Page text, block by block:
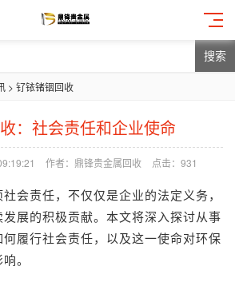
搜索
> 钌铱锗铟回收
：社会责任和企业使命
作者：鼎锋贵金属回收 点击： 931
会责任，不仅仅是企业的法定义务，
展的积极贡献。本文将深入探讨从事
履行社会责任，以及这一使命对环保
。